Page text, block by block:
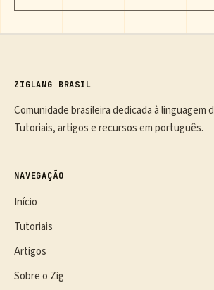
ZIGLANG BRASIL
Comunidade brasileira dedicada à linguagem
Tutoriais, artigos e recursos em português.
NAVEGAÇÃO
Início
Tutoriais
Artigos
Sobre o Zig